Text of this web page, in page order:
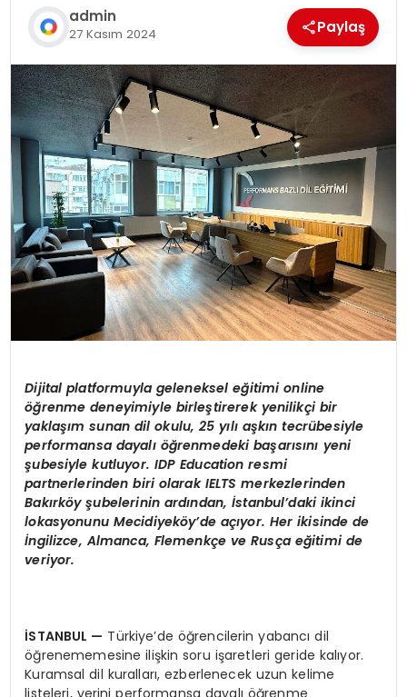
admin
27 Kasım 2024 Paylaş
Dijital platformuyla geleneksel eğitimi online
öğrenme deneyimiyle birleştirerek yenilikçi bir
yaklaşım sunan dil okulu, 25 yılı aşkın tecrübesiyle
performansa dayalı öğrenmedeki başarısını yeni
şubesiyle kutluyor. IDP Education resmi
partnerlerinden biri olarak IELTS merkezlerinden
Bakırköy şubelerinin ardından, İstanbul’daki ikinci
lokasyonunu Mecidiyeköy’de açıyor. Her ikisinde de
İngilizce, Almanca, Flemenkçe ve Rusça eğitimi de
veriyor.
İSTANBUL — Türkiye’de öğrencilerin yabancı dil
öğrenememesine ilişkin soru işaretleri geride kalıyor.
Kuramsal dil kuralları, ezberlenecek uzun kelime